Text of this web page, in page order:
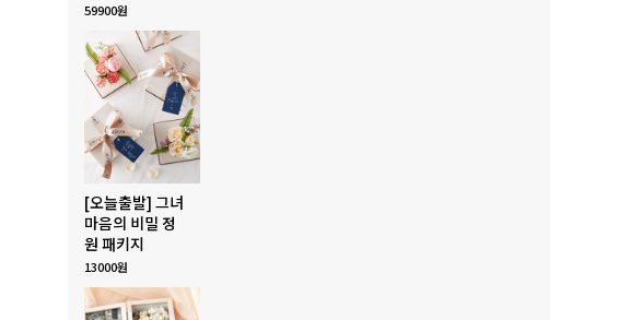
59900원
[오늘출발] 그녀
마음의 비밀 정
원 패키지
13000원